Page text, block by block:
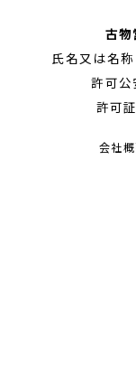
古
氏名又は名
許可公
許可
会社